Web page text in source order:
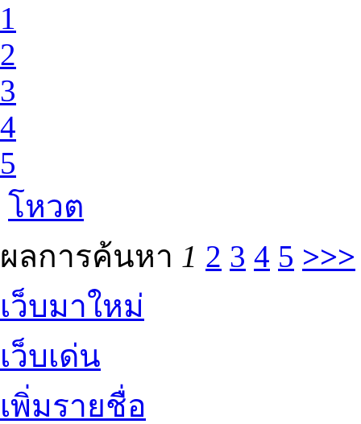
1
2
3
4
5
โหวต
ผลการค้นหา 1 2 3 4 5 >>>
เว็บมาใหม่
เว็บเด่น
เพิ่มรายชื่อ